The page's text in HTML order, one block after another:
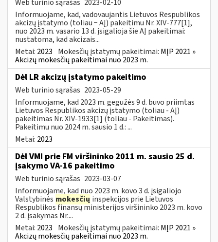
Web turinio sąrašas 2023-02-10
Informuojame, kad, vadovaujantis Lietuvos Respublikos
akcizų įstatymo (toliau − AĮ) pakeitimu Nr. XIV-777[1],
nuo 2023 m. vasario 13 d. įsigalioja šie AĮ pakeitimai:
nustatoma, kad akcizais...
Metai: 2023 Mokesčių įstatymų pakeitimai: MĮP 2021 »
Akcizų mokesčių pakeitimai nuo 2023 m.
Dėl LR akcizų įstatymo pakeitimo
Web turinio sąrašas 2023-05-29
Informuojame, kad 2023 m. gegužės 9 d. buvo priimtas
Lietuvos Respublikos akcizų įstatymo (toliau - AĮ)
pakeitimas Nr. XIV-1933[1] (toliau - Pakeitimas).
Pakeitimu nuo 2024 m. sausio 1 d.: ...
Metai: 2023
Dėl VMI prie FM viršininko 2011 m. sausio 25 d.
įsakymo VA-16 pakeitimo
Web turinio sąrašas 2023-03-07
Informuojame, kad nuo 2023 m. kovo 3 d. įsigaliojo
Valstybinės mokesčių inspekcijos prie Lietuvos
Respublikos finansų ministerijos viršininko 2023 m. kovo
2 d. įsakymas Nr....
Metai: 2023 Mokesčių įstatymų pakeitimai: MĮP 2021 »
Akcizų mokesčių pakeitimai nuo 2023 m.